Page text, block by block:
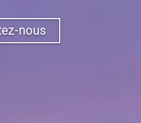
nous